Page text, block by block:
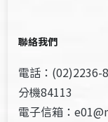
聯絡我們
電話：(02)2236-
分機84113
電子信箱：